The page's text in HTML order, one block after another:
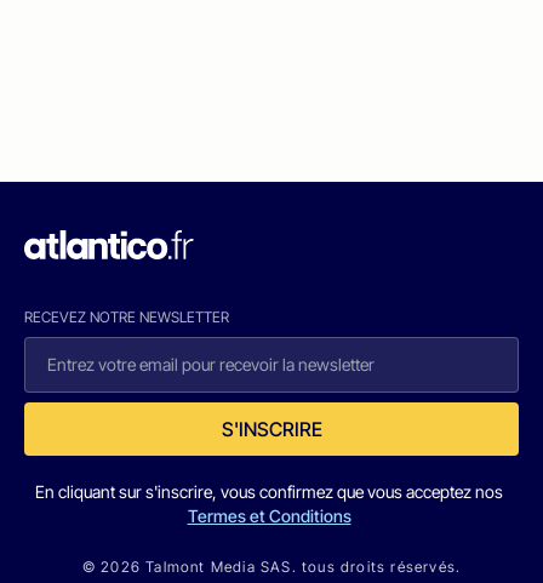
RECEVEZ NOTRE NEWSLETTER
S'INSCRIRE
En cliquant sur s'inscrire, vous confirmez que vous acceptez nos
Termes et Conditions
© 2026 Talmont Media SAS. tous droits réservés.